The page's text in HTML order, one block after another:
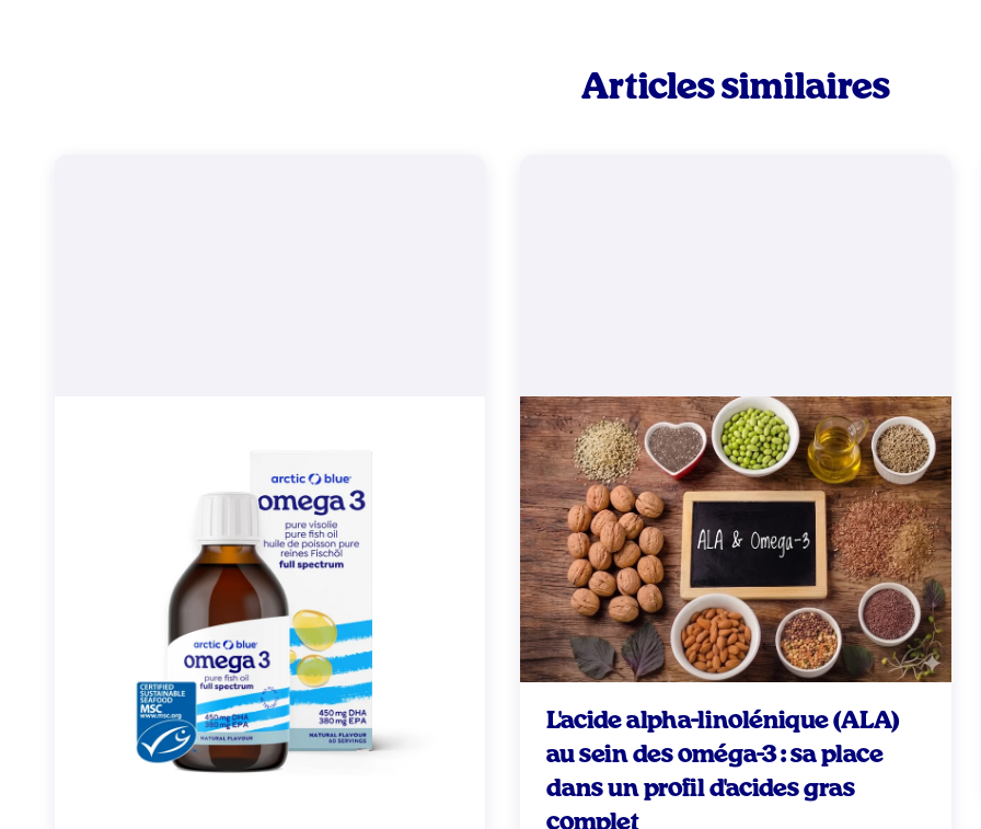
Articles similaires
L'acide alpha-linolénique (ALA)
au sein des oméga-3 : sa place
dans un profil d'acides gras
complet